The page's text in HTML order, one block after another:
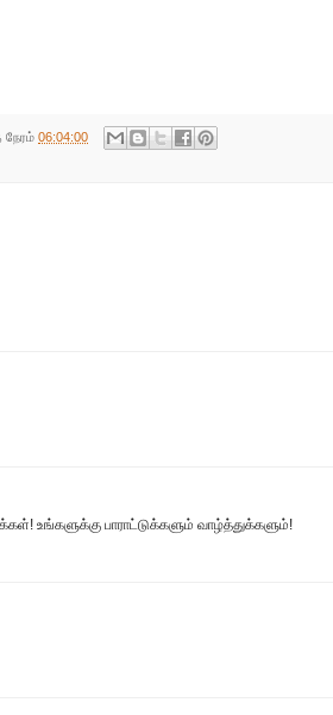
நேரம் 06:04:00
உங்களுக்கு பாராட்டுக்களும் வாழ்த்துக்களும்!